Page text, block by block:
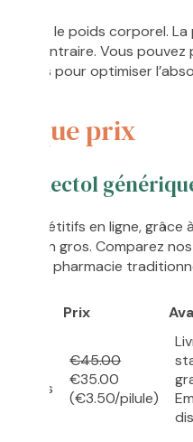
et le poids corporel.
contraire. Vous pouvez
repas pour optimiser
prix
compétitifs en ligne, grâce
en gros. Comparez
qu’en pharmacie
Prix
€45.00
€35.00
(€3.50/pilule)